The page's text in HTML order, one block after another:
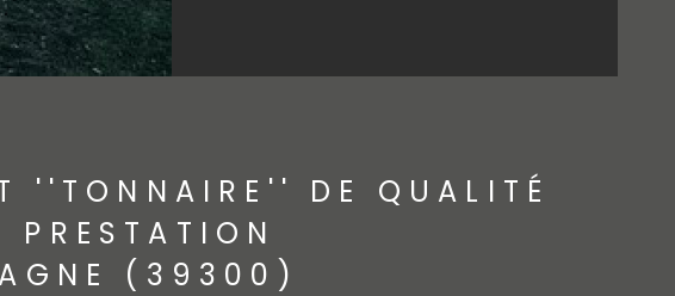
''TONNAIRE'' DE QUALITÉ
(39300)